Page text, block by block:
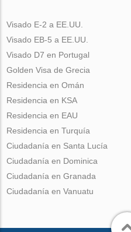
Visado E-2 a EE.UU.
Visado EB-5 a EE.UU.
Visado D7 en Portugal
Golden Visa de Grecia
Residencia en Omán
Residencia en KSA
Residencia en EAU
Residencia en Turquía
Ciudadanía en Santa Lucía
Ciudadanía en Dominica
Ciudadanía en Granada
Ciudadanía en Vanuatu